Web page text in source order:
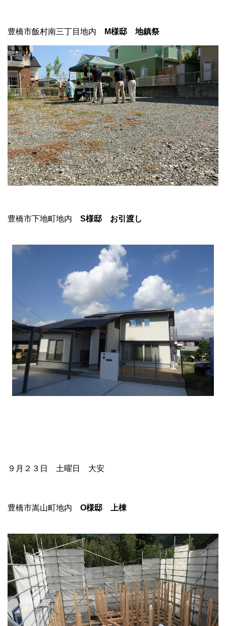
豊橋市飯村南三丁目地内 M様邸 地鎮祭
豊橋市下地町地内 S様邸 お引渡し
９月２３日 土曜日 大安
豊橋市嵩山町地内 O様邸 上棟